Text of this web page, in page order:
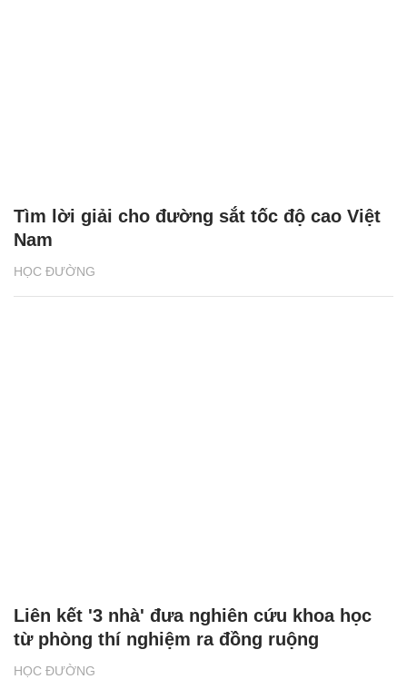
HỌC ĐƯỜNG
Tìm lời giải cho đường sắt tốc độ cao Việt
Nam
HỌC ĐƯỜNG
Liên kết '3 nhà' đưa nghiên cứu khoa học
từ phòng thí nghiệm ra đồng ruộng